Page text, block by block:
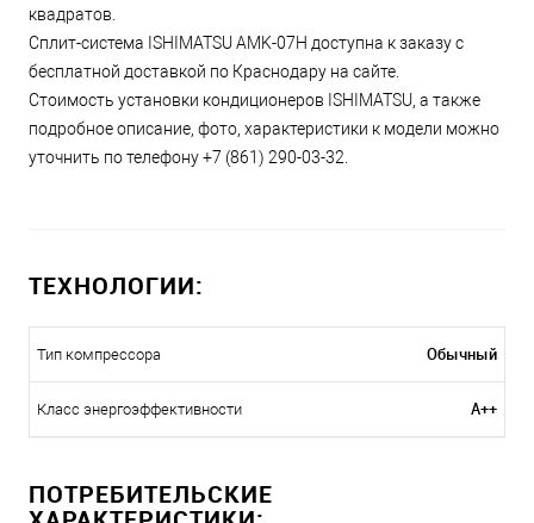
квадратов.
Сплит-система ISHIMATSU AMK-07H доступна к заказу с
бесплатной доставкой по Краснодару на сайте.
Стоимость установки кондиционеров ISHIMATSU, а также
подробное описание, фото, характеристики к модели можно
уточнить по телефону +7 (861) 290-03-32.
ТЕХНОЛОГИИ:
Тип компрессора Обычный
Класс энергоэффективности A++
ПОТРЕБИТЕЛЬСКИЕ